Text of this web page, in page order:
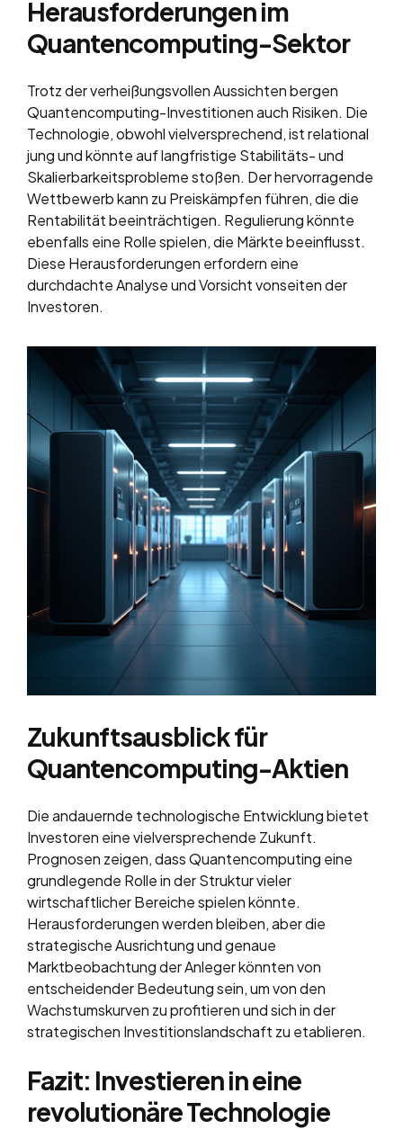
Herausforderungen im
Quantencomputing-Sektor
Trotz der verheißungsvollen Aussichten bergen
Quantencomputing-Investitionen auch Risiken. Die
Technologie, obwohl vielversprechend, ist relational
jung und könnte auf langfristige Stabilitäts- und
Skalierbarkeitsprobleme stoßen. Der hervorragende
Wettbewerb kann zu Preiskämpfen führen, die die
Rentabilität beeinträchtigen. Regulierung könnte
ebenfalls eine Rolle spielen, die Märkte beeinflusst.
Diese Herausforderungen erfordern eine
durchdachte Analyse und Vorsicht vonseiten der
Investoren.
Zukunftsausblick für
Quantencomputing-Aktien
Die andauernde technologische Entwicklung bietet
Investoren eine vielversprechende Zukunft.
Prognosen zeigen, dass Quantencomputing eine
grundlegende Rolle in der Struktur vieler
wirtschaftlicher Bereiche spielen könnte.
Herausforderungen werden bleiben, aber die
strategische Ausrichtung und genaue
Marktbeobachtung der Anleger könnten von
entscheidender Bedeutung sein, um von den
Wachstumskurven zu profitieren und sich in der
strategischen Investitionslandschaft zu etablieren.
Fazit: Investieren in eine
revolutionäre Technologie